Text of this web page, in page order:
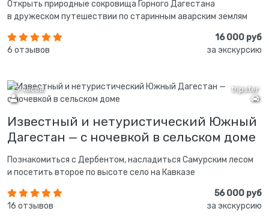
Открыть природные сокровища Горного Дагестана
в дружеском путешествии по старинным аварским землям
6 отзывов
16 000 руб
за экскурсию
tripster
13 часов
Известный и нетуристический Южный
Дагестан — с ночевкой в сельском доме
Познакомиться с Дербентом, насладиться Самурским лесом
и посетить второе по высоте село на Кавказе
16 отзывов
56 000 руб
за экскурсию